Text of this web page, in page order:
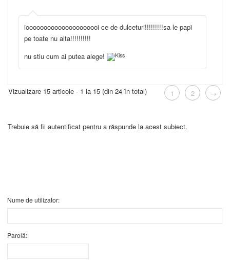
iooooooooooooooooooooi ce de dulceturi!!!!!!!!!sa le papi
pe toate nu alta!!!!!!!!!!
nu stiu cum ai putea alege!
Vizualizare 15 articole - 1 la 15 (din 24 în total) 1 2 →
Trebuie să fii autentificat pentru a răspunde la acest subiect.
Nume de utilizator:
Parolă: